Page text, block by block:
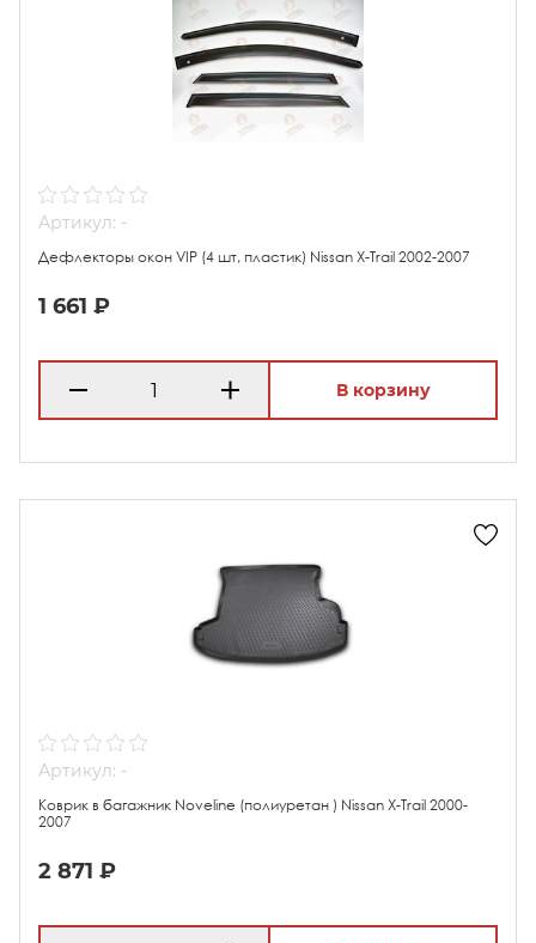
Артикул: -
Дефлекторы окон VIP (4 шт, пластик) Nissan X-Trail 2002-2007
1 661 ₽
В корзину
Артикул: -
Коврик в багажник Noveline (полиуретан ) Nissan X-Trail 2000-
2007
2 871 ₽